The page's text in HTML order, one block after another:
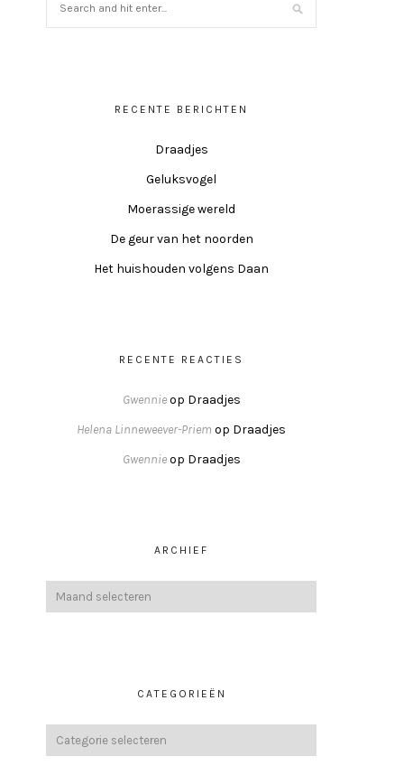
RECENTE BERICHTEN
Draadjes
Geluksvogel
Moerassige wereld
De geur van het noorden
Het huishouden volgens Daan
RECENTE REACTIES
Gwennieop Draadjes
Helena Linneweever-Priem op Draadjes
Gwennieop Draadjes
ARCHIEF
CATEGORIEËN